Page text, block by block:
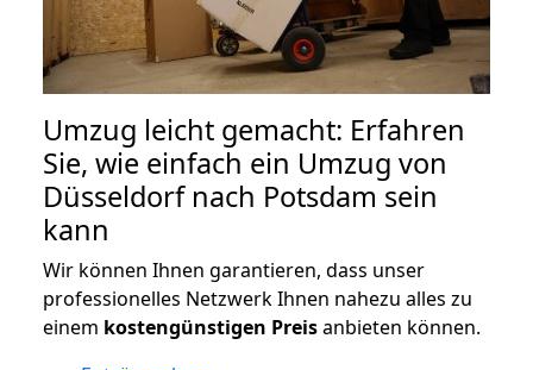
Umzug leicht gemacht: Erfahren
Sie, wie einfach ein Umzug von
Düsseldorf nach Potsdam sein
kann
Wir können Ihnen garantieren, dass unser
professionelles Netzwerk Ihnen nahezu alles zu
einem kostengünstigen Preisanbieten können.